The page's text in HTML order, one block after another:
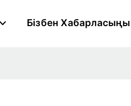
Бізбен Хабарласыңы